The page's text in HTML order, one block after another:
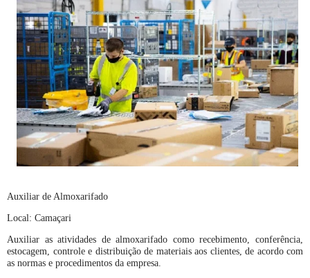
Auxiliar de Almoxarifado
Local: Camaçari
Auxiliar as atividades de almoxarifado como recebimento, conferência,
estocagem, controle e distribuição de materiais aos clientes, de acordo com
as normas e procedimentos da empresa.